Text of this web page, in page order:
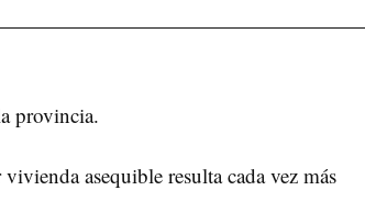
provincia.
asequible resulta cada vez más